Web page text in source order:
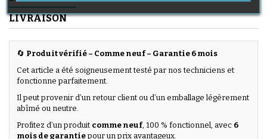
LIVRAISON
🔄 Produit vérifié – Comme neuf – Garantie 6 mois
Cet article a été soigneusement testé par nos techniciens et
fonctionne parfaitement.
Il peut provenir d’un retour client ou d’un emballage légèrement
abîmé ou neutre.
Profitez d’un produit comme neuf, 100 % fonctionnel, avec 6
mois de garantiepour un prix avantageux.